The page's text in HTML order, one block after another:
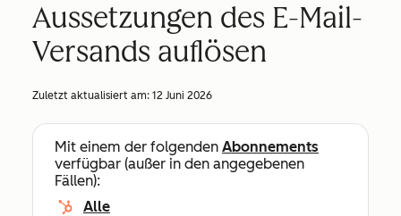
Aussetzungen des E-Mail-
Versands auflösen
Zuletzt aktualisiert am: 12 Juni 2026
Mit einem der folgenden Abonnements
verfügbar (außer in den angegebenen
Fällen):
Alle